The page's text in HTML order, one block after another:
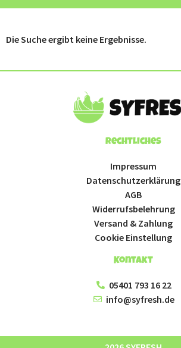
Die Suche ergibt keine Ergebnisse.
Rechtliches
Impressum
Datenschutzerklärung
AGB
Widerrufsbelehrung
Versand & Zahlung
Cookie Einstellung
Kontakt
05401 793 16 22
info@syfresh.de